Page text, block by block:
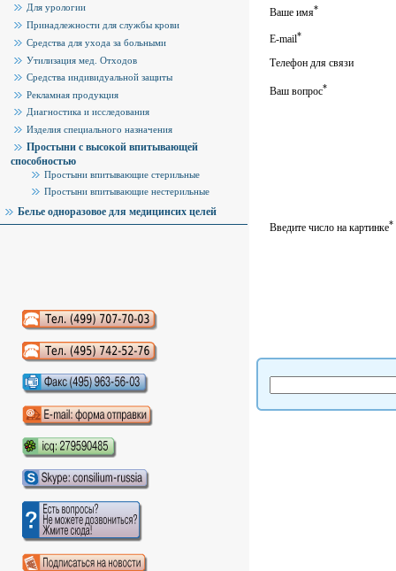
Для урологии
Принадлежности для службы крови
Средства для ухода за больными
Утилизация мед. Отходов
Средства индивидуальной защиты
Рекламная продукция
Диагностика и исследования
Изделия специального назначения
Простыни с высокой впитывающей
способностью
Простыни впитывающие стерильные
Простыни впитывающие нестерильные
Белье одноразовое для медицинсих целей
Аудиокниги слушать онлайн
Ваше имя*
E-mail*
Телефон для связи
Ваш вопрос*
Введите число на картинке*